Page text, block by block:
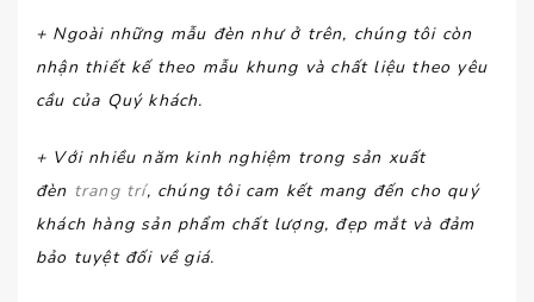
+ Ngoài những mẫu đèn như ở trên, chúng tôi còn
nhận thiết kế theo mẫu khung và chất liệu theo yêu
cầu của Quý khách.
+ Với nhiều năm kinh nghiệm trong sản xuất
đèn trang trí, chúng tôi cam kết mang đến cho quý
khách hàng sản phẩm chất lượng, đẹp mắt và đảm
bảo tuyệt đối về giá.